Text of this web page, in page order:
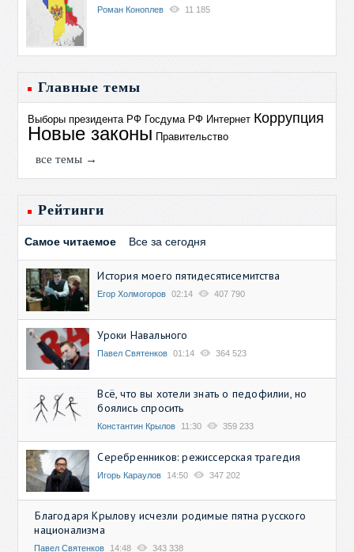
Роман Коноплев 11 185
Главные темы
Выборы президента РФ Госдума РФ Интернет Коррупция
Новые законы Правительство
все темы →
Рейтинги
Самое читаемое Все за сегодня
История моего пятидесятисемитства
Егор Холмогоров 02:14 407 790
Уроки Навального
Павел Святенков 01:14 364 523
Всё, что вы хотели знать о педофилии, но
боялись спросить
Константин Крылов 11:30 359 233
Серебренников: режиссерская трагедия
Игорь Караулов 14:50 347 202
Благодаря Крылову исчезли родимые пятна русского
национализма
Павел Святенков 14:48 343 338